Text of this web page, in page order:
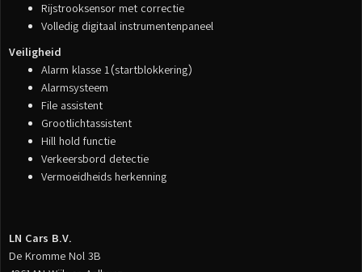
Rijstrooksensor met correctie
Volledig digitaal instrumentenpaneel
Veiligheid
Alarm klasse 1(startblokkering)
Alarmsysteem
File assistent
Grootlichtassistent
Hill hold functie
Verkeersbord detectie
Vermoeidheids herkenning
LN Cars B.V.
De Kromme Nol 3B